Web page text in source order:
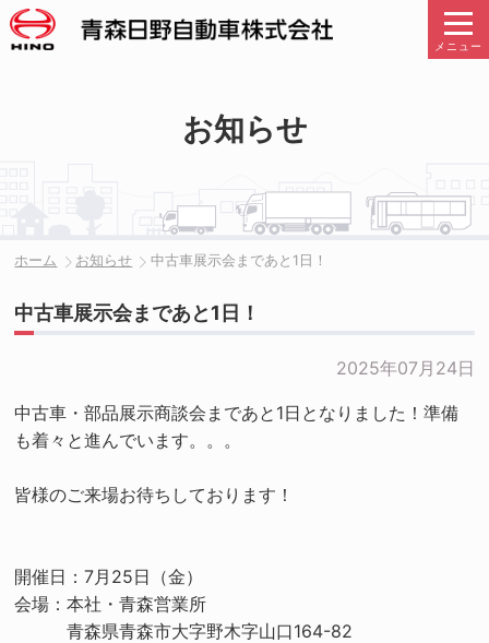
メニュー
お知らせ
ホーム お知らせ 中古車展示会まであと1日！
中古車展示会まであと1日！
2025年07月24日
中古車・部品展示商談会まであと1日となりました！準備
も着々と進んでいます。。。
皆様のご来場お待ちしております！
開催日：7月25日（金）
会場：本社・青森営業所
青森県青森市大字野木字山口164-82